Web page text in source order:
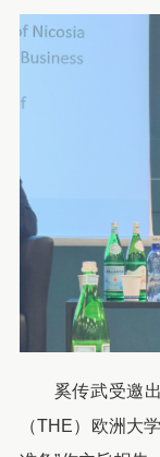
奚传武受邀
（THE）欧洲大